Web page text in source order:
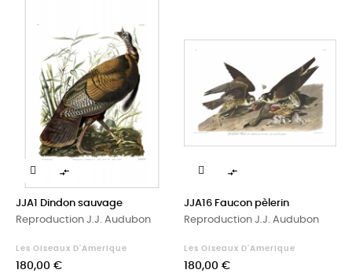

JJA1 Dindon sauvage
Reproduction J.J. Audubon
Les Oiseaux D'Amerique
Prix
180,00 €

JJA16 Faucon pèlerin
Reproduction J.J. Audubon
Les Oiseaux D'Amerique
Prix
180,00 €